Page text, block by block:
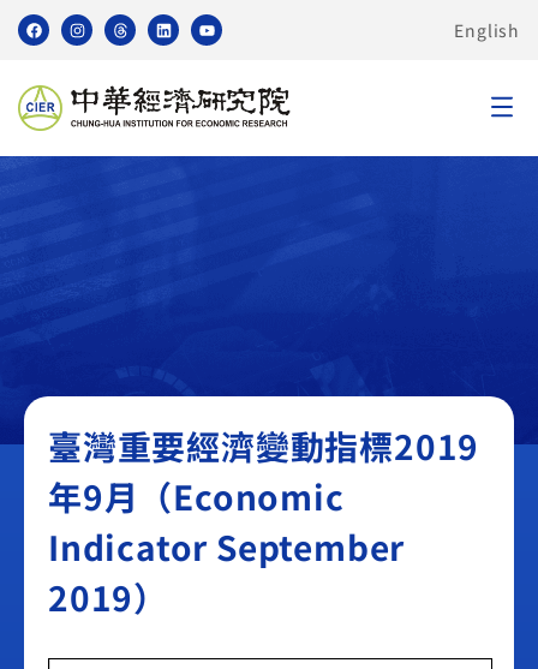
English
臺灣重要經濟變動指標 TEI
臺灣重要經濟變動指標2019
年9月（Economic
Indicator September
2019）